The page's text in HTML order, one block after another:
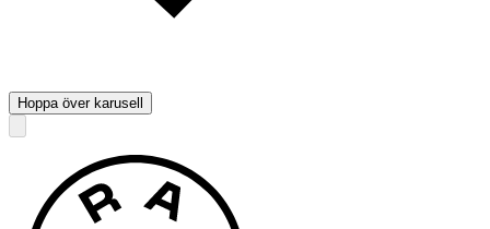
Hoppa över karusell